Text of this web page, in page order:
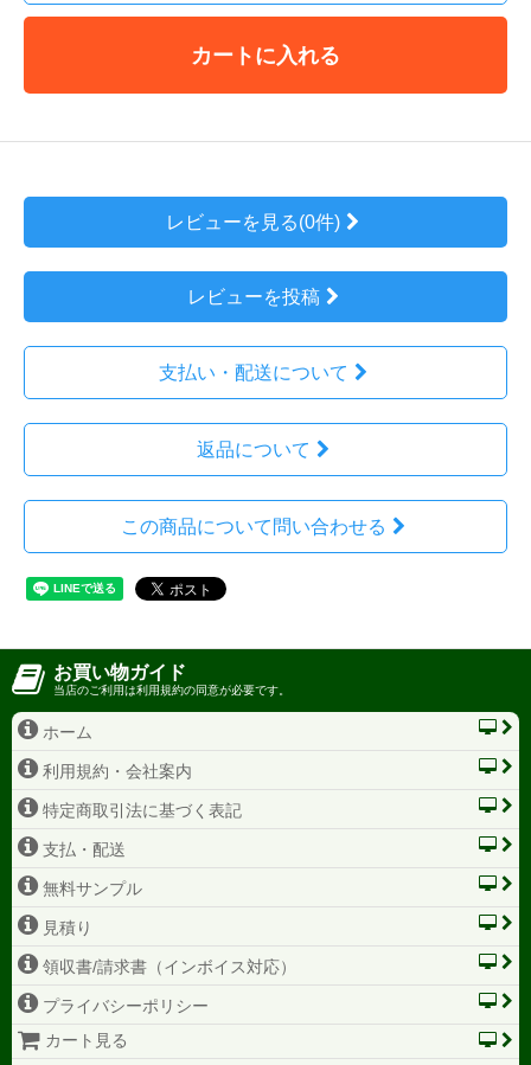
カートに入れる
レビューを見る(0件)
レビューを投稿
支払い・配送について
返品について
この商品について問い合わせる
お買い物ガイド
当店のご利用は利用規約の同意が必要です。
ホーム
利用規約・会社案内
特定商取引法に基づく表記
支払・配送
無料サンプル
見積り
領収書/請求書（インボイス対応）
プライバシーポリシー
カート見る